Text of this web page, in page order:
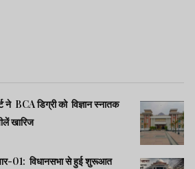
ने BCA डिग्री को विज्ञान स्नातक
खारिज
01: विधानसभा से हुई शुरूआत